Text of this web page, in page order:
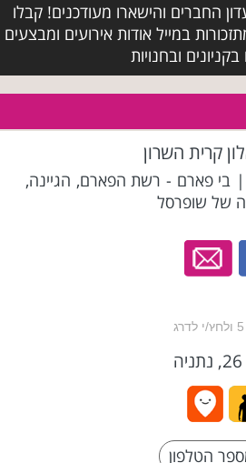
החברים והישארו מעודכנים! קבלו
במייל אודות אירועים ומבצעים
בקניונים ובחנויות
קרית השרון
בי | BE | Be Pharm | בי פארם - רשת הפארם, הגיינה,
של שופרסל